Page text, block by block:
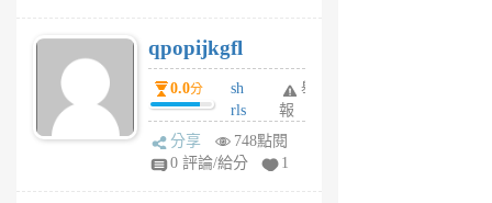
6
個
月
前
qpopijkgfl
0.0分
sh
rls
k
m
舉
報
分享
748點閱
0 評論/給分
1